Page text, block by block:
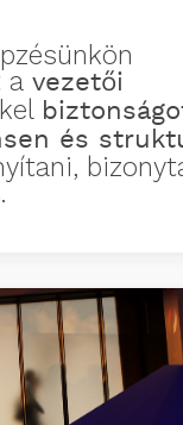
avezetői
és